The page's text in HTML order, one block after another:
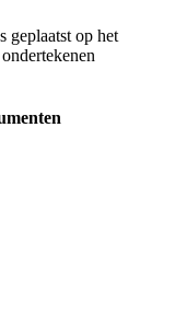
geplaatst op het